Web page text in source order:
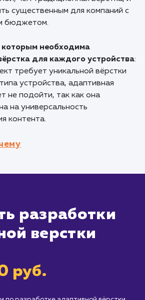
вёрстка обеспечит
сайта для всех.
желающим улучшить
SEO: Адаптивный дизайн
системах, так как
включая Google,
сайты с адаптивной
определенное устройство:
может не потребоваться
с ограниченным
адаптивной вёрстки может
чем традиционная